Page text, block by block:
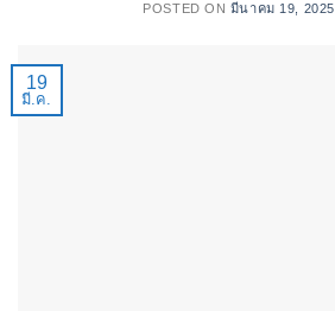
POSTED ON มีนาคม 19, 2025
19
มี.ค.